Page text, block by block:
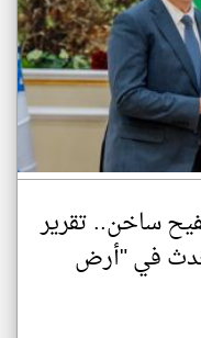
ساخن.. تقرير
في "أرض